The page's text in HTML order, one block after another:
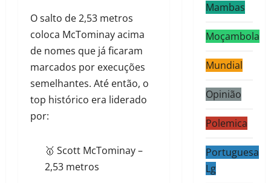
O salto de 2,53 metros
coloca McTominay acima
de nomes que já ficaram
marcados por execuções
semelhantes. Até então, o
top histórico era liderado
por:
🥇 Scott McTominay –
2,53 metros
Mambas
Moçambola
Mundial
Opinião
Polemica
Portuguesa
Lg